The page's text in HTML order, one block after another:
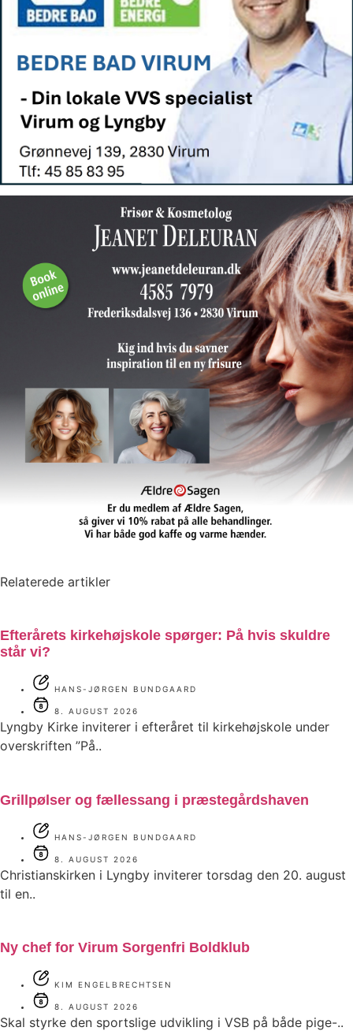
Relaterede artikler
Efterårets kirkehøjskole spørger: På hvis skuldre
står vi?
HANS-JØRGEN BUNDGAARD
8. AUGUST 2026
Lyngby Kirke inviterer i efteråret til kirkehøjskole under
overskriften ”På..
Grillpølser og fællessang i præstegårdshaven
HANS-JØRGEN BUNDGAARD
8. AUGUST 2026
Christianskirken i Lyngby inviterer torsdag den 20. august
til en..
Ny chef for Virum Sorgenfri Boldklub
KIM ENGELBRECHTSEN
8. AUGUST 2026
Skal styrke den sportslige udvikling i VSB på både pige-..